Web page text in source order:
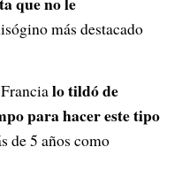
más destacado
lo tildó de
para hacer este tipo
de 5 años como